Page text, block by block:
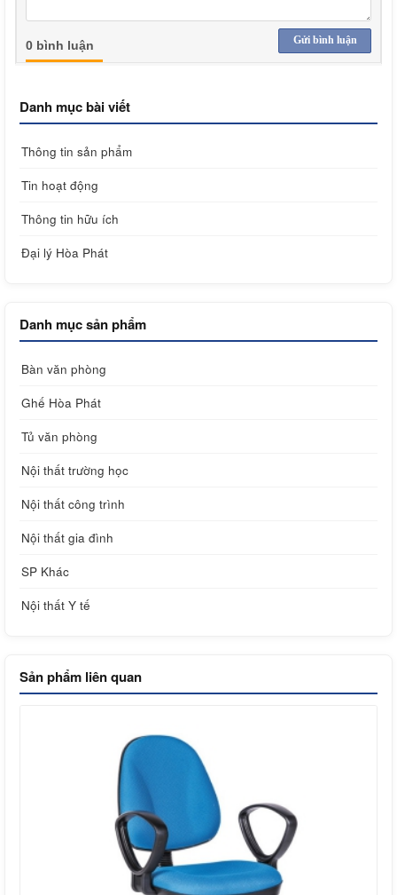
Gửi bình luận
0 bình luận
Danh mục bài viết
Thông tin sản phẩm
Tin hoạt động
Thông tin hữu ích
Đại lý Hòa Phát
Danh mục sản phẩm
Bàn văn phòng
Ghế Hòa Phát
Tủ văn phòng
Nội thất trường học
Nội thất công trình
Nội thất gia đình
SP Khác
Nội thất Y tế
Sản phẩm liên quan